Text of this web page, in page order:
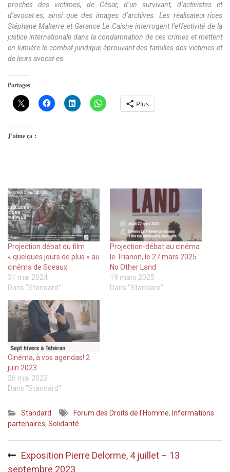
proches des victimes, de César, d’un survivant, d’activistes et
d’avocat·es, ainsi que des images d’archives. Les réalisateur·rices
Stéphane Malterre et Garance Le Caisne interrogent l’effectivité de la
justice internationale dans la condamnation de ces crimes et mettent
en lumière le combat juridique éprouvant des familles des victimes et
de leurs avocat·es.
Partages
Plus
J’aime ça :
Projection débat du film
« quelques jours de plus » au
cinéma de Sceaux
31 mai 2024
Dans "Standard"
Projection-débat au cinéma
le Trianon, le 27 mars 2025 :
No Other Land
19 mars 2025
Dans "Standard"
Cinéma, à vos agendas! 2
juin 2023
26 mai 2023
Dans "Standard"
Standard Forum des Droits de l'Homme, Informations
partenaires, Solidarité
Exposition Pierre Delorme, 4 juillet – 13
septembre 2023